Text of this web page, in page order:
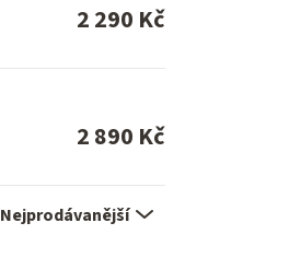
2 290 Kč
2 890 Kč
Nejprodávanější